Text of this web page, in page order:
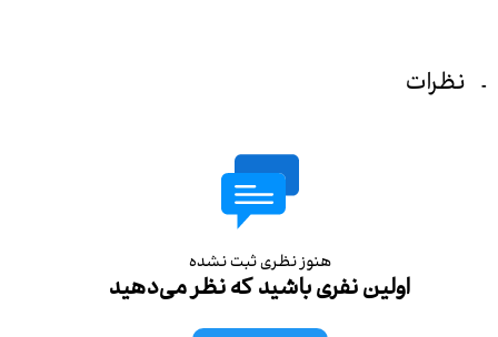
نظرات
هنوز نظری ثبت نشده
اولین نفری باشید که نظر می‌دهید